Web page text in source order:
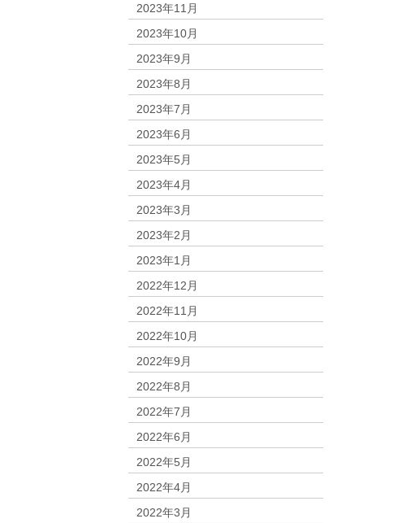
2023年11月
2023年10月
2023年9月
2023年8月
2023年7月
2023年6月
2023年5月
2023年4月
2023年3月
2023年2月
2023年1月
2022年12月
2022年11月
2022年10月
2022年9月
2022年8月
2022年7月
2022年6月
2022年5月
2022年4月
2022年3月